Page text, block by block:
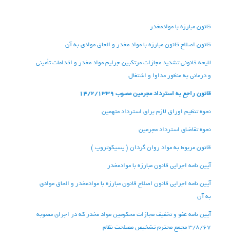
قانون مبارزه با موادمخدر
قانون اصلاح قانون مبارزه با مواد مخدر و الحاق موادی به آن
لایحه قانونی تشدید مجازات مرتکبین جرایم مواد مخدر و اقدامات تأمینی
و درمانی به منظور مداوا و اشتغال
قانون راجع به استرداد مجرمین مصوب 14/2/1339
نحوه تنظیم اوراق لازم برای استرداد متهمین
نحوه تقاضای استرداد مجرمین
قانون مربوط به مواد روان گردان ( پسیکوتروپ)
آیین نامه اجرایی قانون مبارزه با موادمخدر
آیین نامه اجرایی قانون اصلاح قانون مبارزه با موادمخدر و الحاق موادی
به آن
آیین نامه عفو و تخفیف مجازات محکومین مواد مخدر که در اجرای مصوبه
3/8/67 مجمع محترم تشخیص مصلحت نظام